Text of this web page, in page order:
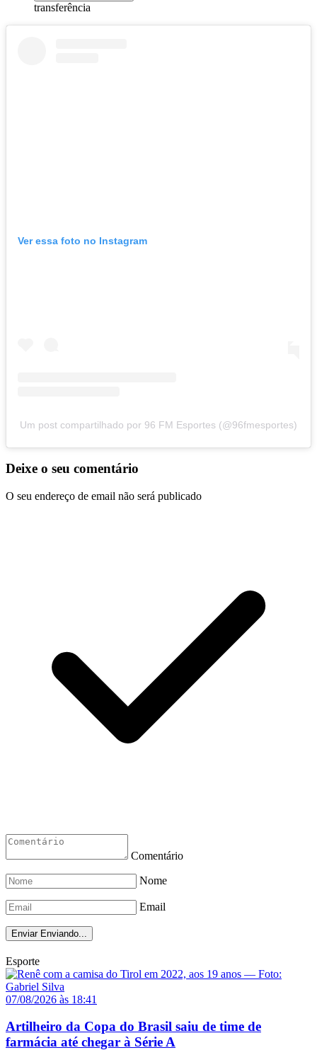
transferência
Ver essa foto no Instagram
Um post compartilhado por 96 FM Esportes (@96fmesportes)
Deixe o seu comentário
O seu endereço de email não será publicado
Comentário
Nome
Email
Enviar Enviando...
Esporte
07/08/2026 às 18:41
Artilheiro da Copa do Brasil saiu de time de
farmácia até chegar à Série A